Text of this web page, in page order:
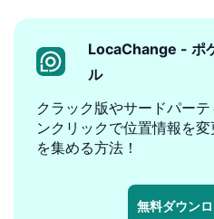
LocaChange - ポ
ル
クラック版やサードパー
ンクリックで位置情報を
を集める方法！
無料ダウン